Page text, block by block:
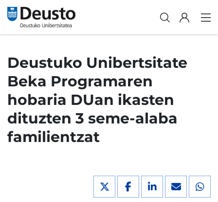
Deustuko Unibertsitate
Beka Programaren
hobaria DUan ikasten
dituzten 3 seme-alaba
familientzat